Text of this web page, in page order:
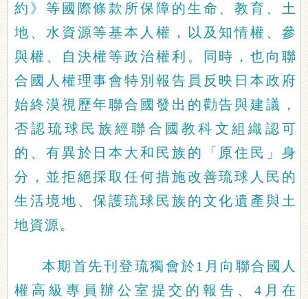
約》等國際條款所保障的生命、教育、土
地、水資源等基本人權，以及知情權、參
與權、自決權等政治權利。同時，也向聯
合國人權理事會特別報告員反映日本政府
始終漠視歷年聯合國發出的勸告與建議，
否認琉球民族經聯合國教科文組織認可
的、有異於日本大和民族的「原住民」身
分，並拒絕採取任何措施改善琉球人民的
生活境地、保護琉球民族的文化遺產與土
地資源。
本期首先刊登琉獨會於1月向聯合國人
權高級專員辦公室提交的報告、4月在